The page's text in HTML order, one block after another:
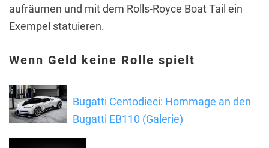
aufräumen und mit dem Rolls-Royce Boat Tail ein
Exempel statuieren.
Wenn Geld keine Rolle spielt
Bugatti Centodieci: Hommage an den
Bugatti EB110 (Galerie)